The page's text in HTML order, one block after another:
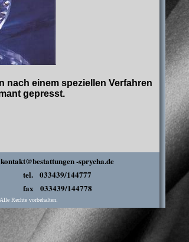
nach einem speziellen Verfahren
gepresst.
kontakt@bestattungen -sprycha.de
tel. 033439/144777
fax 033439/144778
Rechte vorbehalten.